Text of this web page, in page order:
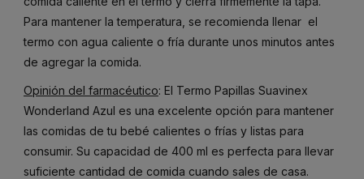
Para mantener la temperatura, se recomienda llenar el
termo con agua caliente o fría durante unos minutos antes
de agregar la comida.
Opinión del farmacéutico: El Termo Papillas Suavinex
Wonderland Azul es una excelente opción para mantener
las comidas de tu bebé calientes o frías y listas para
consumir. Su capacidad de 400 ml es perfecta para llevar
suficiente cantidad de comida cuando sales de casa.